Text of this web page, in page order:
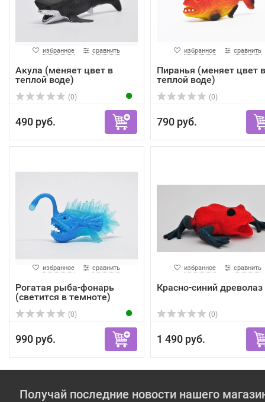
избранное сравнить
Акула (меняет цвет в
теплой воде)
(0)
490 руб.
избранное сравнить
Пиранья (меняет цвет в
теплой воде)
(0)
790 руб.
избранное сравнить
Рогатая рыба-фонарь
(светится в темноте)
(0)
990 руб.
избранное сравнить
Красно-синий древолаз
(0)
1 490 руб.
Получай последние новости нашего